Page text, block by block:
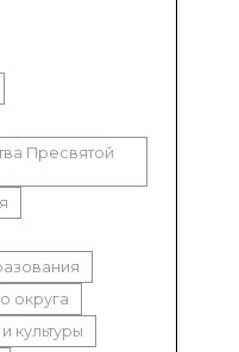
Пресвятой
округа
культуры